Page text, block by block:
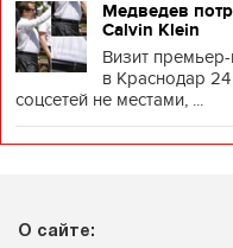
Медведев
Calvin Klein
Визит
в Краснодар
соцсетей не местами, ...
О сайте: